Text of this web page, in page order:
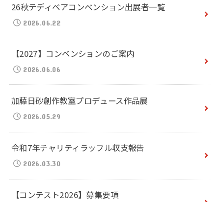
26秋テディベアコンベンション出展者一覧
2026.06.22
【2027】コンベンションのご案内
2026.06.06
加藤日砂創作教室プロデュース作品展
2026.05.29
令和7年チャリティラッフル収支報告
2026.03.30
【コンテスト2026】募集要項